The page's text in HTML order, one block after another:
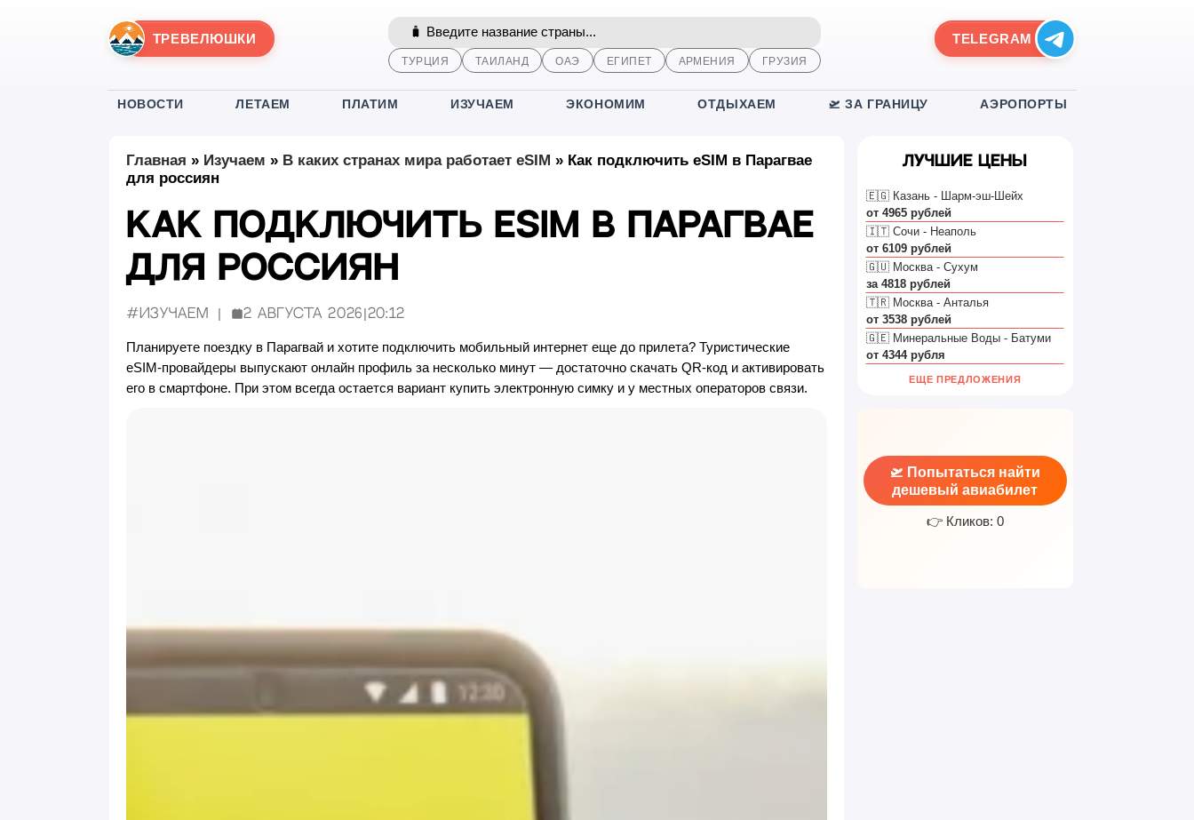
ТРЕВЕЛЮШКИ
ТУРЦИЯ ТАИЛАНД ОАЭ ЕГИПЕТ АРМЕНИЯ ГРУЗИЯ
TELEGRAM
НОВОСТИ ЛЕТАЕМ ПЛАТИМ ИЗУЧАЕМ ЭКОНОМИМ ОТДЫХАЕМ 🛫 ЗА ГРАНИЦУ АЭРОПОРТЫ
Главная » Изучаем » В каких странах мира работает eSIM » Как подключить eSIM в Парагвае
для россиян
Как подключить eSIM в Парагвае
для россиян
#Изучаем Опубликовано:
2 августа 2026 20:12
Планируете поездку в Парагвай и хотите подключить мобильный интернет еще до прилета? Туристические
eSIM-провайдеры выпускают онлайн профиль за несколько минут — достаточно скачать QR-код и активировать
его в смартфоне. При этом всегда остается вариант купить электронную симку и у местных операторов связи.
Лучшие цены
🇪🇬 Казань - Шарм-эш-Шейх
от 4965 рублей
🇮🇹 Сочи - Неаполь
от 6109 рублей
🇬🇺 Москва - Сухум
за 4818 рублей
🇹🇷 Москва - Анталья
от 3538 рублей
🇬🇪 Минеральные Воды - Батуми
от 4344 рубля
ЕЩЕ ПРЕДЛОЖЕНИЯ
🛫 Попытаться найти
дешевый авиабилет
👉 Кликов: 0